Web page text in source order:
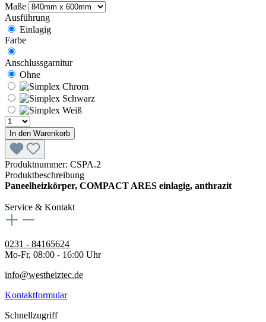
Maße
Ausführung
Einlagig
Farbe
Anschlussgarnitur
Ohne
In den Warenkorb
Produktnummer: CSPA.2
Produktbeschreibung
Paneelheizkörper, COMPACT ARES einlagig, anthrazit
Service & Kontakt
0231 - 84165624
Mo-Fr, 08:00 - 16:00 Uhr
info@westheiztec.de
Kontaktformular
Schnellzugriff